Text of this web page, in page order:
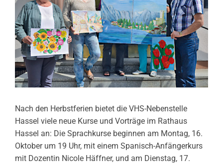
Nach den Herbstferien bietet die VHS-Nebenstelle
Hassel viele neue Kurse und Vorträge im Rathaus
Hassel an: Die Sprachkurse beginnen am Montag, 16.
Oktober um 19 Uhr, mit einem Spanisch-Anfängerkurs
mit Dozentin Nicole Häffner, und am Dienstag, 17.